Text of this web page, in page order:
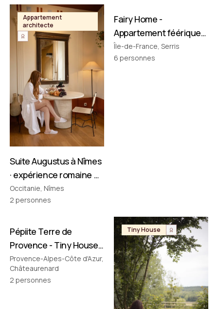
Appartement
architecte
Suite Augustus à Nîmes
· expérience romaine &
cinéma privé
Occitanie, Nîmes
2 personnes
Appartement
thématique
Fairy Home -
Appartement féérique
• Disney à 10 min !
Île-de-France, Serris
6 personnes
Tiny House
Pépiite Terre de
Provence - Tiny House
avec Jacuzzi en
Provence
Provence-Alpes-Côte d'Azur,
Châteaurenard
2 personnes
Tiny House